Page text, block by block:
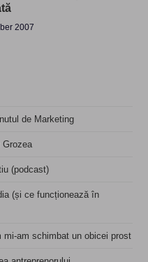
2007
de Marketing
Grozea
(podcast)
(și ce funcționează în
am schimbat un obicei prost